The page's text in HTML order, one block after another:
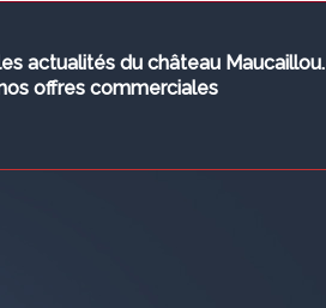
actualités du château Maucaillou.
offres commerciales